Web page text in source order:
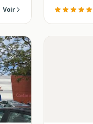
Voir